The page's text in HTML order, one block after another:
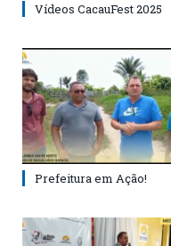
Vídeos CacauFest 2025
Prefeitura em Ação!